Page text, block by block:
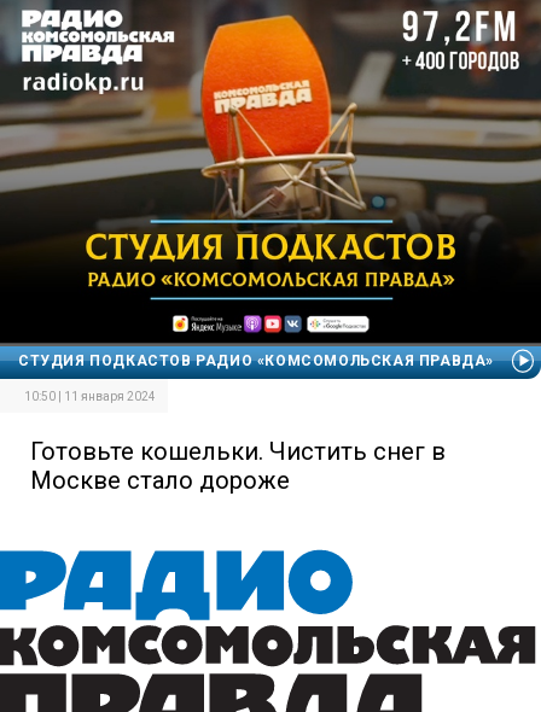
СТУДИЯ ПОДКАСТОВ РАДИО «КОМСОМОЛЬСКАЯ ПРАВДА»
10:50 | 11 января 2024
Готовьте кошельки. Чистить снег в
Москве стало дороже